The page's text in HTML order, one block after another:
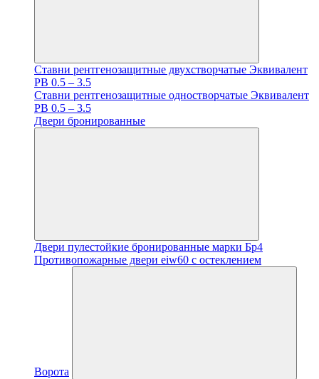
Ставни рентгенозащитные двухстворчатые Эквивалент
PB 0.5 – 3.5
Ставни рентгенозащитные одностворчатые Эквивалент
PB 0.5 – 3.5
Двери бронированные
Двери пулестойкие бронированные марки Бр4
Противопожарные двери eiw60 с остеклением
Ворота